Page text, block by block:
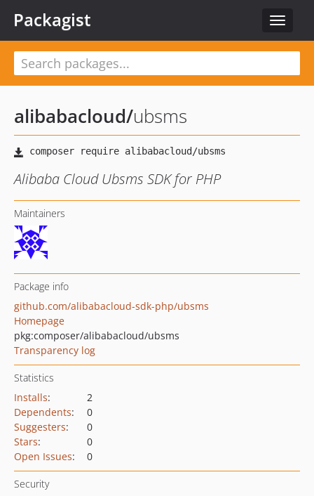
Toggle
Packagist
alibabacloud/ubsms
Alibaba Cloud Ubsms SDK for PHP
Maintainers
Package info
github.com/alibabacloud-sdk-php/ubsms
Homepage
pkg:composer/alibabacloud/ubsms
Transparency log
Statistics
Installs:
2
Dependents:
0
Suggesters:
0
Stars:
0
Open Issues: 0
Security